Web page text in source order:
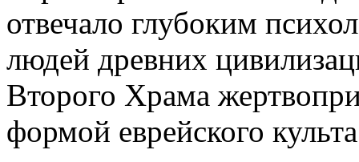
отвечало глубоким
людей древних
Второго Храма
формой еврейского